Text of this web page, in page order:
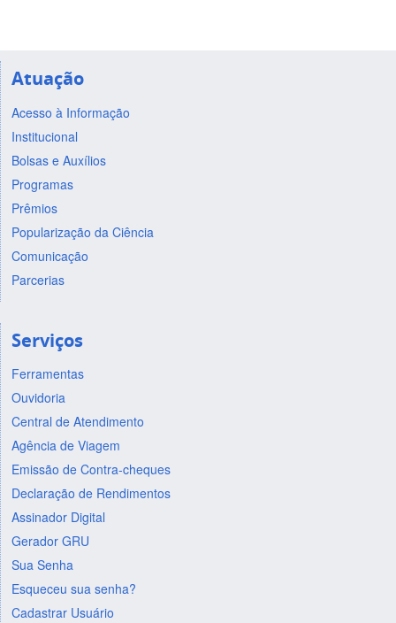
Atuação
Acesso à Informação
Institucional
Bolsas e Auxílios
Programas
Prêmios
Popularização da Ciência
Comunicação
Parcerias
Serviços
Ferramentas
Ouvidoria
Central de Atendimento
Agência de Viagem
Emissão de Contra-cheques
Declaração de Rendimentos
Assinador Digital
Gerador GRU
Sua Senha
Esqueceu sua senha?
Cadastrar Usuário